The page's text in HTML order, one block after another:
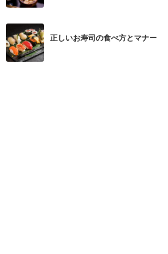
正しいお寿司の食べ方とマナー